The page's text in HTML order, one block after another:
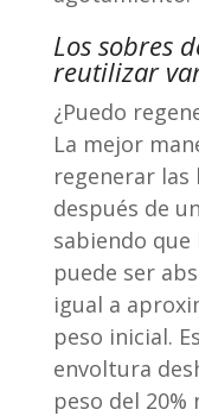
Los sobres
reutilizar
¿Puedo
La mejor
regenerar
después de
sabiendo
puede ser
igual a
peso inicial.
envoltura
peso del 20%